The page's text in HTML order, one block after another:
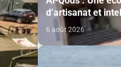
d’artisanat et
le soutien de
Acharif
6 août 2026